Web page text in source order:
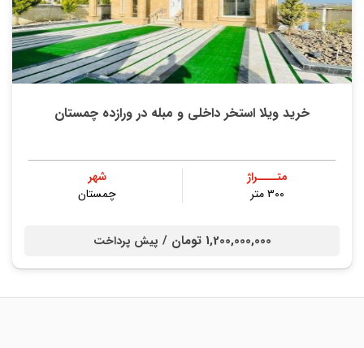
خرید ویلا استخر داخلی و مبله در ورازده چمستان
متــــراژ
۳۰۰ متر
شهر
چمستان
1,200,000,000 تومان / پیش پرداخت